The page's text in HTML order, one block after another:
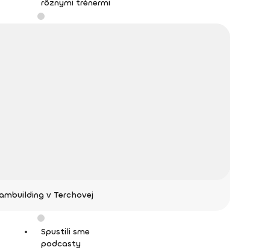
rôznymi trénermi
v Terchovej
Spustili sme
podcasty